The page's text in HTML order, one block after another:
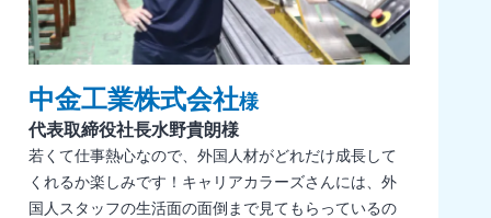
中金工業株式会社様
代表取締役社長水野貴朗様
若くて仕事熱心なので、外国人材がどれだけ成長して
くれるか楽しみです！キャリアカラーズさんには、外
国人スタッフの生活面の面倒まで見てもらっているの